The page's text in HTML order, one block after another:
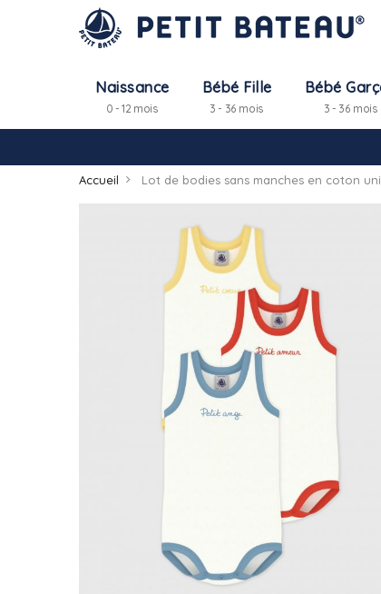
Naissance
0 - 12 mois
Bébé Fille
3 - 36 mois
Bébé
3 - 36 mois
Accueil Lot de bodies sans manches en coton